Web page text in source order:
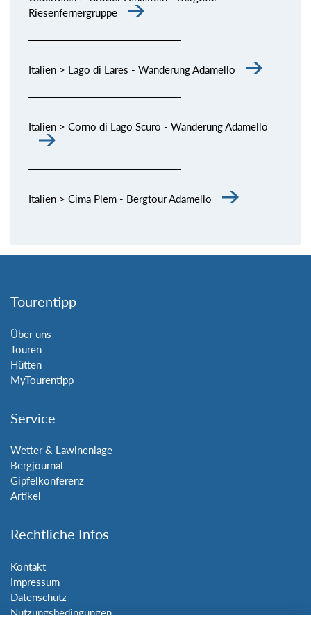
Riesenfernergruppe
Italien > Lago di Lares - Wanderung Adamello
Italien > Corno di Lago Scuro - Wanderung Adamello
Italien > Cima Plem - Bergtour Adamello
Tourentipp
Über uns
Touren
Hütten
MyTourentipp
Service
Wetter & Lawinenlage
Bergjournal
Gipfelkonferenz
Artikel
Rechtliche Infos
Kontakt
Impressum
Datenschutz
Nutzungsbedingungen